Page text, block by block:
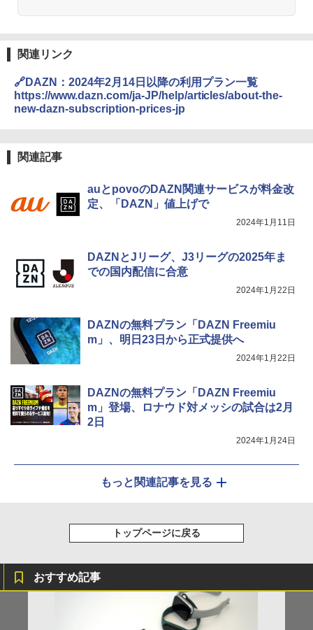
関連リンク
🔗DAZN：2024年2月14日以降の利用プラン一覧
https://www.dazn.com/ja-JP/help/articles/about-the-
new-dazn-subscription-prices-jp
関連記事
auとpovoのDAZN関連サービスが料金改
定、「DAZN」値上げで
2024年1月11日
DAZNとJリーグ、J3リーグの2025年ま
での国内配信に合意
2024年1月22日
DAZNの無料プラン「DAZN Freemiu
m」、明日23日から正式提供へ
2024年1月22日
DAZNの無料プラン「DAZN Freemiu
m」登場、ロナウド対メッシの試合は2月
2日
2024年1月24日
もっと関連記事を見る
トップページに戻る
おすすめ記事